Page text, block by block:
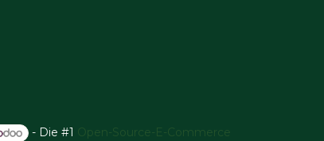
- Die #1 Open-Source-E-Commerce